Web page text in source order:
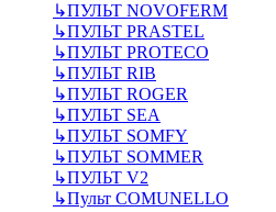
↳ПУЛЬТ NOVOFERM
↳ПУЛЬТ PRASTEL
↳ПУЛЬТ PROTECO
↳ПУЛЬТ RIB
↳ПУЛЬТ ROGER
↳ПУЛЬТ SEA
↳ПУЛЬТ SOMFY
↳ПУЛЬТ SOMMER
↳ПУЛЬТ V2
↳Пульт СOMUNELLO